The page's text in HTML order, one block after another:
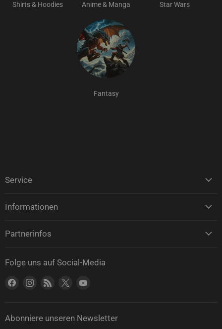
Shirts & Hoodies Anime & Manga Star Wars
Fantasy
Service
Informationen
Partnerinfos
Folge uns auf Social-Media
Finden Sie uns auf Facebook
Finden Sie uns auf Instagram
Finden Sie uns auf RSS
Finden Sie uns auf X
Abonniere unseren Newsletter